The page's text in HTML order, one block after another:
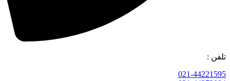
تلفن :
021-44221595